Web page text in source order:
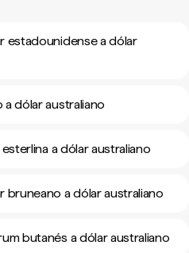
estadounidense a dólar
dólar australiano
a dólar australiano
a dólar australiano
butanés a dólar australiano